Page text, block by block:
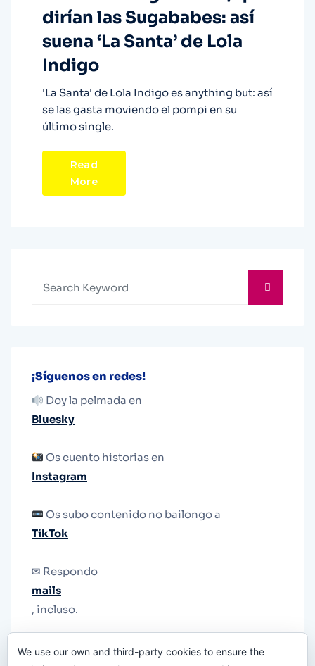
dirían las Sugababes: así
suena ‘La Santa’ de Lola
Indigo
'La Santa' de Lola Indigo es anything but: así
se las gasta moviendo el pompi en su
último single.
Read
More
¡Síguenos en redes!
Doy la pelmada en
Bluesky
Os cuento historias en
Instagram
Os subo contenido no bailongo a
TikTok
✉ Respondo
mails
, incluso.
le quiten el teléfono.
We use our own and third-party cookies to ensure the